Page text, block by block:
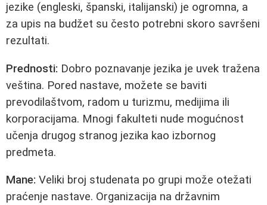
jezike (engleski, španski, italijanski) je ogromna, a
za upis na budžet su često potrebni skoro savršeni
rezultati.
Prednosti: Dobro poznavanje jezika je uvek tražena
veština. Pored nastave, možete se baviti
prevodilaštvom, radom u turizmu, medijima ili
korporacijama. Mnogi fakulteti nude mogućnost
učenja drugog stranog jezika kao izbornog
predmeta.
Mane: Veliki broj studenata po grupi može otežati
praćenje nastave. Organizacija na državnim